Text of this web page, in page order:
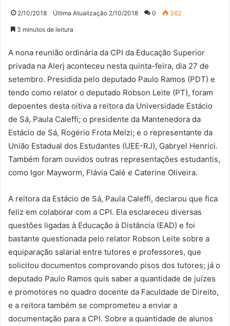
2/10/2018 Última Atualização 2/10/2018 0 362
3 minutos de leitura
A nona reunião ordinária da CPI da Educação Superior
privada na Alerj aconteceu nesta quinta-feira, dia 27 de
setembro. Presidida pelo deputado Paulo Ramos (PDT) e
tendo como relator o deputado Robson Leite (PT), foram
depoentes desta oitiva a reitora da Universidade Estácio
de Sá, Paula Caleffi; o presidente da Mantenedora da
Estácio de Sá, Rogério Frota Melzi; e o representante da
União Estadual dos Estudantes (UEE-RJ), Gabryel Henrici.
Também foram ouvidos outras representações estudantis,
como Igor Mayworm, Flávia Calé e Caterine Oliveira.
A reitora da Estácio de Sá, Paula Caleffi, declarou que fica
feliz em colaborar com a CPI. Ela esclareceu diversas
questões ligadas à Educação à Distância (EAD) e foi
bastante questionada pelo relator Robson Leite sobre a
equiparação salarial entre tutores e professores, que
solicitou documentos comprovando pisos dos tutores; já o
deputado Paulo Ramos quis saber a quantidade de juízes
e promotores no quadro docente da Faculdade de Direito,
e a reitora também se comprometeu a enviar a
documentação para a CPI. Sobre a quantidade de alunos